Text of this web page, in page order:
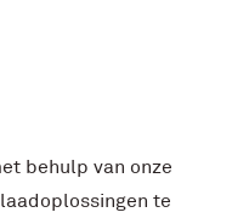
behulp van onze
te